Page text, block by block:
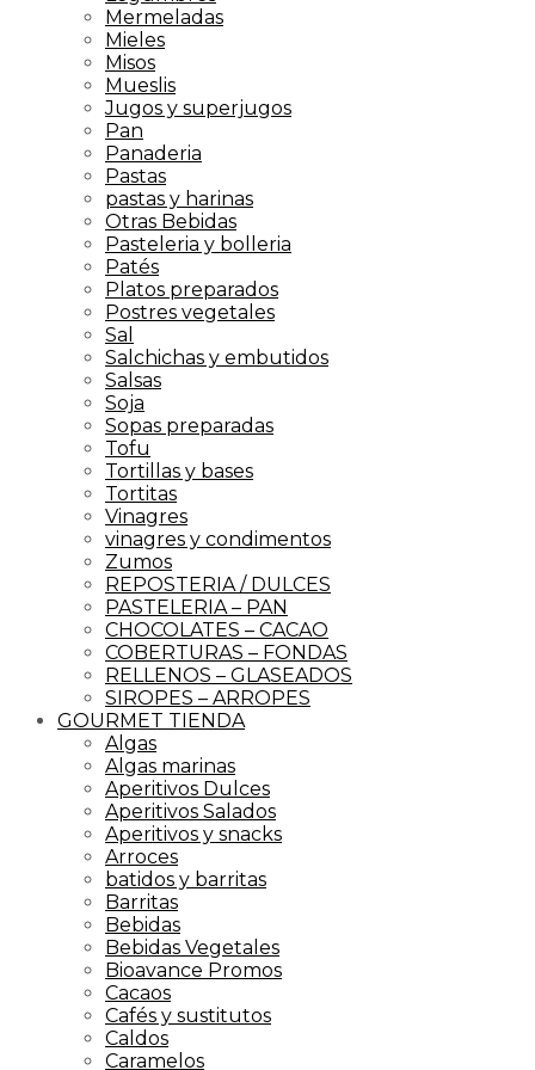
Mermeladas
Mieles
Misos
Mueslis
Jugos y superjugos
Pan
Panaderia
Pastas
pastas y harinas
Otras Bebidas
Pasteleria y bolleria
Patés
Platos preparados
Postres vegetales
Sal
Salchichas y embutidos
Salsas
Soja
Sopas preparadas
Tofu
Tortillas y bases
Tortitas
Vinagres
vinagres y condimentos
Zumos
REPOSTERIA / DULCES
PASTELERIA – PAN
CHOCOLATES – CACAO
COBERTURAS – FONDAS
RELLENOS – GLASEADOS
SIROPES – ARROPES
GOURMET TIENDA
Algas
Algas marinas
Aperitivos Dulces
Aperitivos Salados
Aperitivos y snacks
Arroces
batidos y barritas
Barritas
Bebidas
Bebidas Vegetales
Bioavance Promos
Cacaos
Cafés y sustitutos
Caldos
Caramelos